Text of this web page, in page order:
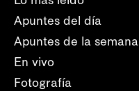
Apuntes del día
Apuntes de la semana
En vivo
Fotografía